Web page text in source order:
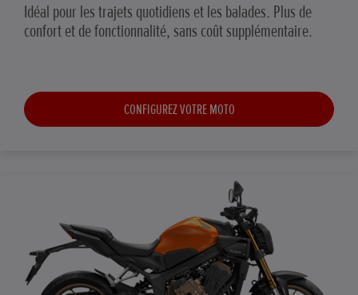
Idéal pour les trajets quotidiens et les balades. Plus de
confort et de fonctionnalité, sans coût supplémentaire.
CONFIGUREZ VOTRE MOTO